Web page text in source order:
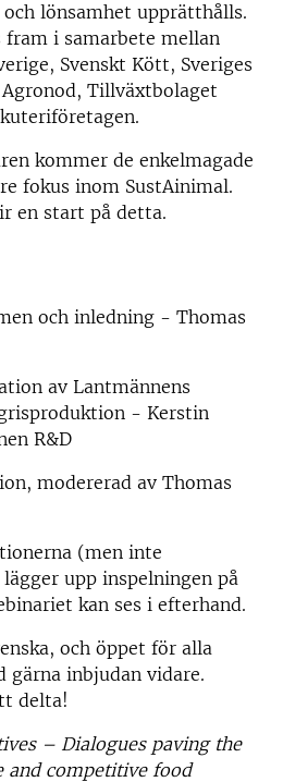
lönsamhet upprätthålls.
i samarbete mellan
Svenskt Kött, Sveriges
Tillväxtbolaget
kommer de enkelmagade
fokus inom SustAinimal.
en start på detta.
och inledning - Thomas
av Lantmännens
- Kerstin
R&D
modererad av Thomas
(men inte
upp inspelningen på
kan ses i efterhand.
och öppet för alla
gärna inbjudan vidare.
delta!
– Dialogues paving the
and competitive food